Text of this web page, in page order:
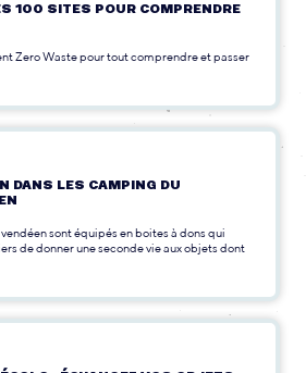
100 SITES POUR COMPRENDRE
Zero Waste pour tout comprendre et passer
DANS LES CAMPING DU
sont équipés en boites à dons qui
de donner une seconde vie aux objets dont